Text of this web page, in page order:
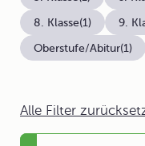
Alle Filter
8. Klasse(1) 9.
Oberstufe/Abitur(1)